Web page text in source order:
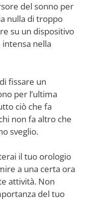
del sonno per
nulla di troppo
su un dispositivo
nella
fissare un
per l’ultima
ciò che fa
non fa altro che
sveglio.
il tuo orologio
a una certa ora
attività. Non
del tuo